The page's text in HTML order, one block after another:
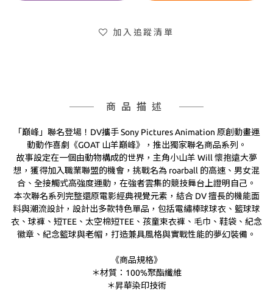
加入追蹤清單
商品描述
「巔峰」聯名登場！DV攜手 Sony Pictures Animation 原創動畫運
動動作喜劇《GOAT 山羊巔峰》，推出獨家聯名商品系列。
故事設定在一個由動物構成的世界，主角小山羊 Will 懷抱遠大夢
想，獲得加入職業聯盟的機會，挑戰名為 roarball 的高速、男女混
合、全接觸式高強度運動，在強者雲集的競技舞台上證明自己。
本次聯名系列完整還原電影經典視覺元素，結合 DV 擅長的機能面
料與潮流設計，設計出多款特色單品，包括電繡棒球球衣、籃球球
衣、球褲、短TEE、太空棉短TEE、孩童束衣褲、毛巾、鞋袋、紀念
徽章、紀念籃球與老帽，打造兼具風格與實戰性能的夢幻裝備。
《商品規格》
＊材質：100%聚酯纖維
＊昇華染印技術